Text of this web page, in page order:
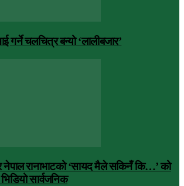
गर्ने चलचित्र बन्यो ‘लालीबजार’
नेपाल रानाभाटको ‘सायद मैले सकिनँ कि…’ को
सार्वजनिक